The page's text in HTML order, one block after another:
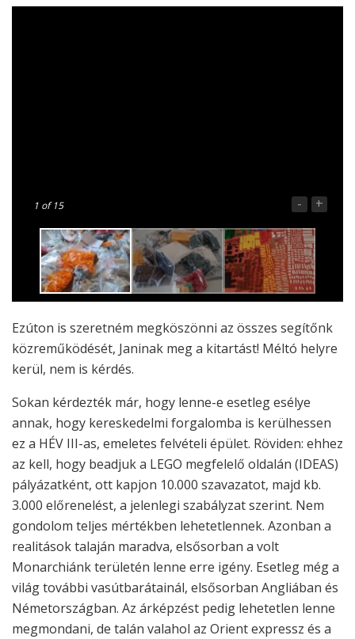
1 of 15 - +
Ezúton is szeretném megköszönni az összes segítőnk
közreműködését, Janinak meg a kitartást! Méltó helyre
kerül, nem is kérdés.
Sokan kérdezték már, hogy lenne-e esetleg esélye
annak, hogy kereskedelmi forgalomba is kerülhessen
ez a HÉV III-as, emeletes felvételi épület. Röviden: ehhez
az kell, hogy beadjuk a LEGO megfelelő oldalán (IDEAS)
pályázatként, ott kapjon 10.000 szavazatot, majd kb.
3.000 előrenelést, a jelenlegi szabályzat szerint. Nem
gondolom teljes mértékben lehetetlennek. Azonban a
realitások talaján maradva, elsősorban a volt
Monarchiánk területén lenne erre igény. Esetleg még a
világ további vasútbarátainál, elsősorban Angliában és
Németországban. Az árképzést pedig lehetetlen lenne
megmondani, de talán valahol az Orient expressz és a